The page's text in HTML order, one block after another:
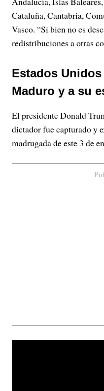
Cataluña, Cantabria,
Vasco. “Si bien no es
redistribuciones a otras
Estados
Maduro y a su
El presidente Donald
dictador fue capturado y
madrugada de este 3 de